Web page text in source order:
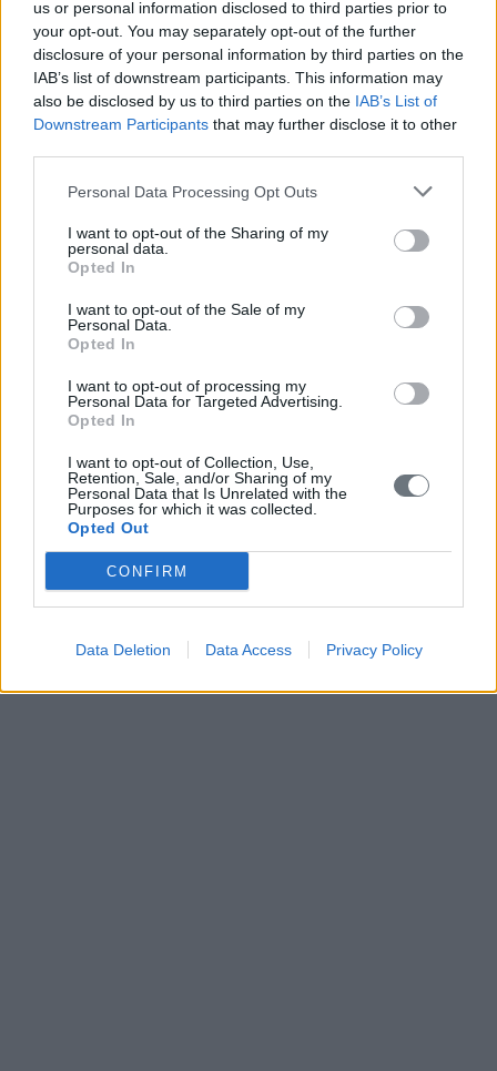
us or personal information disclosed to third parties prior to
your opt-out. You may separately opt-out of the further
disclosure of your personal information by third parties on the
IAB’s list of downstream participants. This information may
also be disclosed by us to third parties on the IAB’s List of
Downstream Participants that may further disclose it to other
Personal Data Processing Opt Outs
I want to opt-out of the Sharing of my
personal data.
Opted In
I want to opt-out of the Sale of my
Personal Data.
Opted In
I want to opt-out of processing my
Personal Data for Targeted Advertising.
Opted In
I want to opt-out of Collection, Use,
Retention, Sale, and/or Sharing of my
Personal Data that Is Unrelated with the
Purposes for which it was collected.
Opted Out
CONFIRM
Data Deletion Data Access Privacy Policy